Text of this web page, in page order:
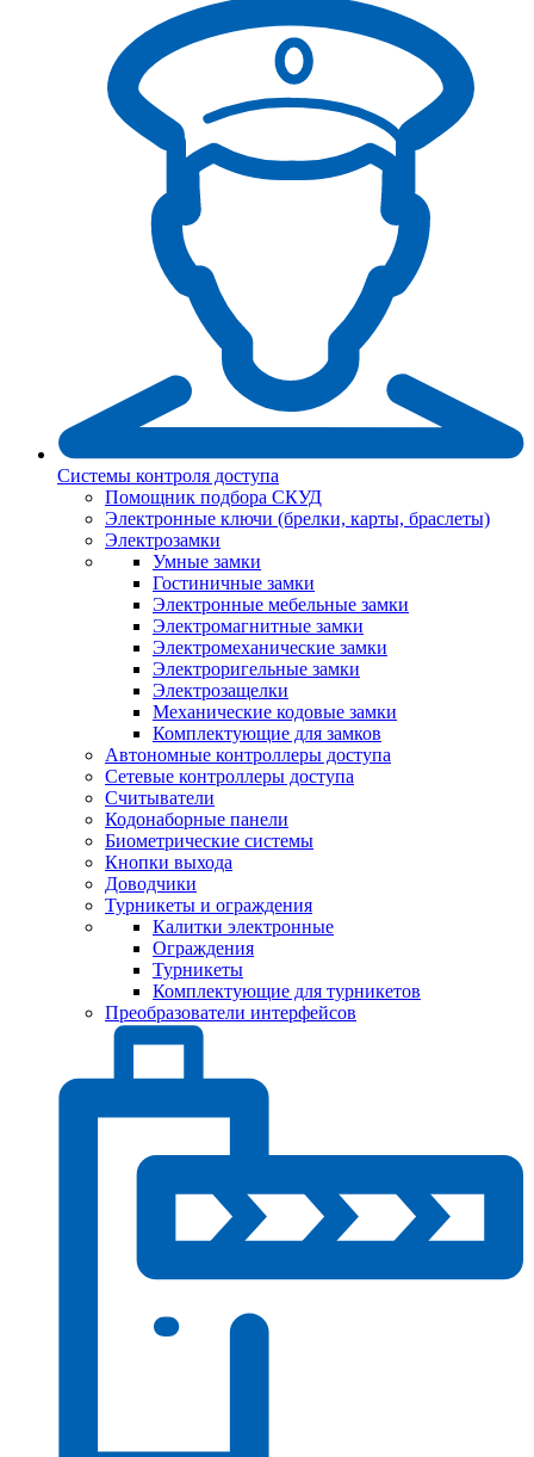
Системы контроля доступа
Помощник подбора СКУД
Электронные ключи (брелки, карты, браслеты)
Электрозамки
Умные замки
Гостиничные замки
Электронные мебельные замки
Электромагнитные замки
Электромеханические замки
Электроригельные замки
Электрозащелки
Механические кодовые замки
Комплектующие для замков
Автономные контроллеры доступа
Сетевые контроллеры доступа
Считыватели
Кодонаборные панели
Биометрические системы
Кнопки выхода
Доводчики
Турникеты и ограждения
Калитки электронные
Ограждения
Турникеты
Комплектующие для турникетов
Преобразователи интерфейсов